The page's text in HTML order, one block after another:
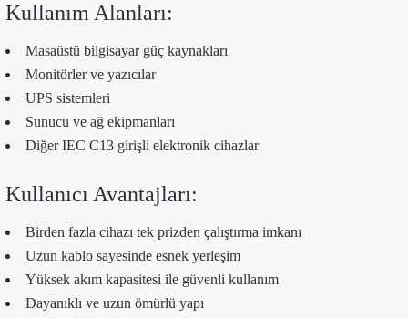
Kullanım Alanları:
Masaüstü bilgisayar güç kaynakları
Monitörler ve yazıcılar
UPS sistemleri
Sunucu ve ağ ekipmanları
Diğer IEC C13 girişli elektronik cihazlar
Kullanıcı Avantajları:
Birden fazla cihazı tek prizden çalıştırma imkanı
Uzun kablo sayesinde esnek yerleşim
Yüksek akım kapasitesi ile güvenli kullanım
Dayanıklı ve uzun ömürlü yapı